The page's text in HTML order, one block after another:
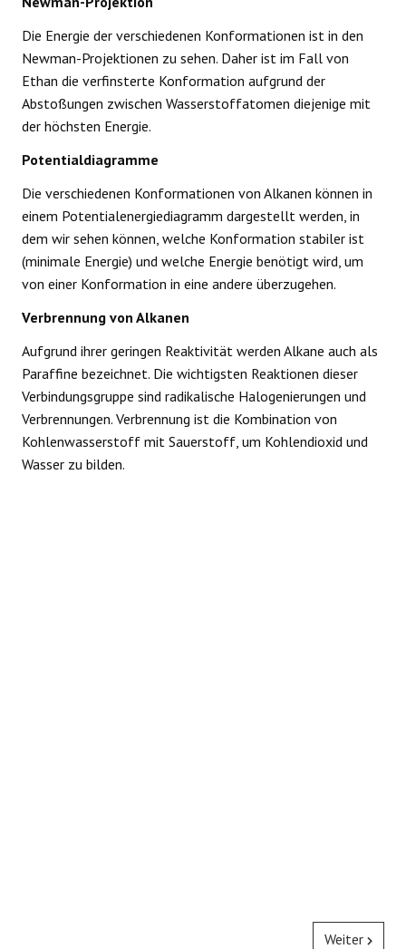
Die Energie der verschiedenen Konformationen ist in den
Newman-Projektionen zu sehen. Daher ist im Fall von
Ethan die verfinsterte Konformation aufgrund der
Abstoßungen zwischen Wasserstoffatomen diejenige mit
der höchsten Energie.
Potentialdiagramme
Die verschiedenen Konformationen von Alkanen können in
einem Potentialenergiediagramm dargestellt werden, in
dem wir sehen können, welche Konformation stabiler ist
(minimale Energie) und welche Energie benötigt wird, um
von einer Konformation in eine andere überzugehen.
Verbrennung von Alkanen
Aufgrund ihrer geringen Reaktivität werden Alkane auch als
Paraffine bezeichnet. Die wichtigsten Reaktionen dieser
Verbindungsgruppe sind radikalische Halogenierungen und
Verbrennungen. Verbrennung ist die Kombination von
Kohlenwasserstoff mit Sauerstoff, um Kohlendioxid und
Wasser zu bilden.
Weiter